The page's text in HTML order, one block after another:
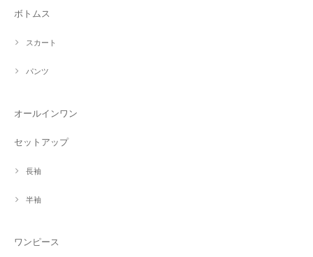
ボトムス
スカート
パンツ
オールインワン
セットアップ
長袖
半袖
ワンピース